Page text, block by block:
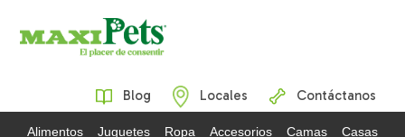
Blog Locales Contáctanos
Alimentos Juguetes Ropa Accesorios Camas Casas